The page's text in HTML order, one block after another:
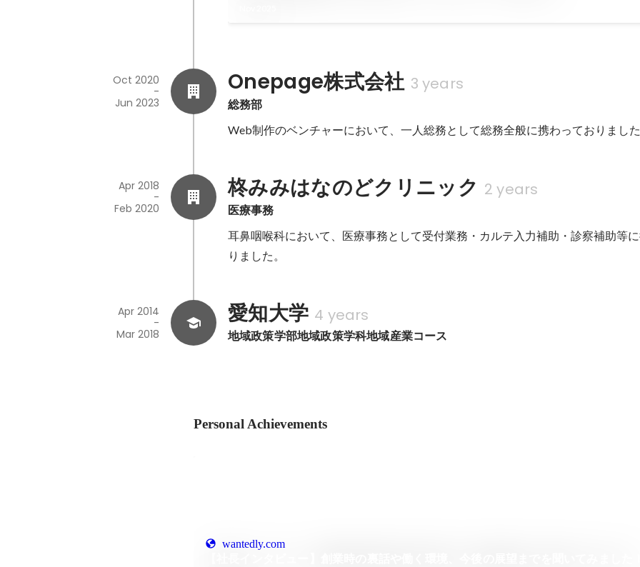
Onepage株式会社 3 years
総務部
Oct 2020
-
Jun 2023
Web制作のベンチャーにおいて、一人総務として総務全般に携わっておりまし
柊みみはなのどクリニック 2 years
医療事務
Apr 2018
-
Feb 2020
耳鼻咽喉科において、医療事務として受付業務・カルテ入力補助・診察補助等
りました。
愛知大学 4 years
地域政策学部地域政策学科地域産業コース
Apr 2014
-
Mar 2018
Personal Achievements
wantedly.com